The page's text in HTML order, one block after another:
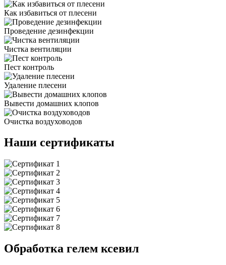
Как избавиться от плесени
Проведение дезинфекции
Чистка вентиляции
Пест контроль
Удаление плесени
Вывести домашних клопов
Очистка воздуховодов
Наши сертификаты
Обработка гелем ксевил